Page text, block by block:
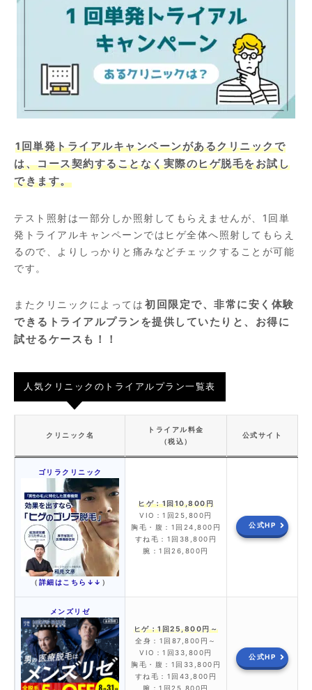
1回単発トライアルキャンペーンがあるクリニックで
は、コース契約することなく実際のヒゲ脱毛をお試し
できます。
テスト照射は一部分しか照射してもらえませんが、1回単
発トライアルキャンペーンではヒゲ全体へ照射してもらえ
るので、よりしっかりと痛みなどチェックすることが可能
です。
またクリニックによっては 初回限定で、非常に安く体験
できるトライアルプランを提供していたりと、お得に
試せるケースも！！
人気クリニックのトライアルプラン一覧表
クリニック名
トライアル料金
（税込）
公式サイト
ゴリラクリニック
（ 詳細はこちら↓↓ ）
ヒゲ：1回10,800円
VIO：1回25,800円
胸毛・腹：1回24,800円
すね毛：1回38,800円
腕：1回26,800円
公式HP
メンズリゼ
ヒゲ：1回25,800円～
全身：1回87,800円～
VIO：1回33,800円
胸毛・腹：1回33,800円
すね毛：1回43,800円
腕：1回25,800円
公式HP